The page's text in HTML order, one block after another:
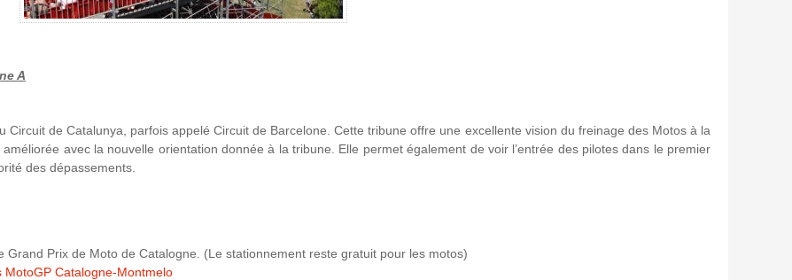
A
Circuit de Catalunya, parfois appelé Circuit de Barcelone. Cette tribune offre une excellente vision du freinage des Motos à la
avec la nouvelle orientation donnée à la tribune. Elle permet également de voir l’entrée des pilotes dans le premier
des dépassements.
Grand Prix de Moto de Catalogne. (Le stationnement reste gratuit pour les motos)
MotoGP Catalogne-Montmelo